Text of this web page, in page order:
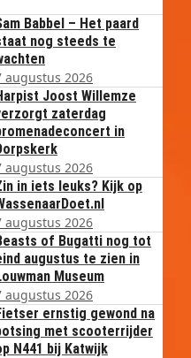
Babbel – Het paard
nog steeds te
augustus 2026
Joost Willemze
zaterdag
in
augustus 2026
in iets leuks? Kijk op
augustus 2026
of Bugatti nog tot
augustus te zien in
Museum
augustus 2026
ernstig gewond na
met scooterrijder
N441 bij Katwijk